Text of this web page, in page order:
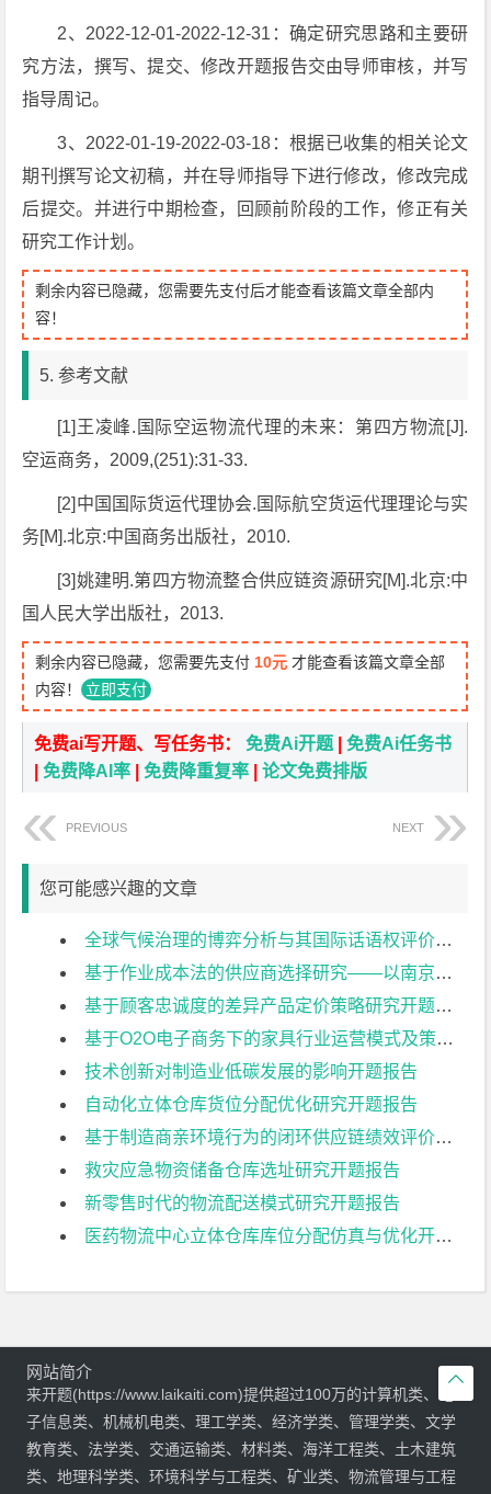
2、2022-12-01-2022-12-31：确定研究思路和主要研
究方法，撰写、提交、修改开题报告交由导师审核，并写
指导周记。
3、2022-01-19-2022-03-18：根据已收集的相关论文
期刊撰写论文初稿，并在导师指导下进行修改，修改完成
后提交。并进行中期检查，回顾前阶段的工作，修正有关
研究工作计划。
剩余内容已隐藏，您需要先支付后才能查看该篇文章全部内
容！
5. 参考文献
[1]王凌峰.国际空运物流代理的未来：第四方物流[J].
空运商务，2009,(251):31-33.
[2]中国国际货运代理协会.国际航空货运代理理论与实
务[M].北京:中国商务出版社，2010.
[3]姚建明.第四方物流整合供应链资源研究[M].北京:中
国人民大学出版社，2013.
剩余内容已隐藏，您需要先支付 10元 才能查看该篇文章全部
内容！ 立即支付
免费ai写开题、写任务书：免费Ai开题 |免费Ai任务书
|免费降AI率 |免费降重复率 |论文免费排版
PREVIOUS NEXT
您可能感兴趣的文章
全球气候治理的博弈分析与其国际话语权评价研究开题报告
基于作业成本法的供应商选择研究——以南京日托光伏科技有限公司为例开题报告
基于顾客忠诚度的差异产品定价策略研究开题报告
基于O2O电子商务下的家具行业运营模式及策略研究开题报告
技术创新对制造业低碳发展的影响开题报告
自动化立体仓库货位分配优化研究开题报告
基于制造商亲环境行为的闭环供应链绩效评价研究开题报告
救灾应急物资储备仓库选址研究开题报告
新零售时代的物流配送模式研究开题报告
医药物流中心立体仓库库位分配仿真与优化开题报告

网站简介
来开题(https://www.laikaiti.com)提供超过100万的计算机类、电
子信息类、机械机电类、理工学类、经济学类、管理学类、文学
教育类、法学类、交通运输类、材料类、海洋工程类、土木建筑
类、地理科学类、环境科学与工程类、矿业类、物流管理与工程